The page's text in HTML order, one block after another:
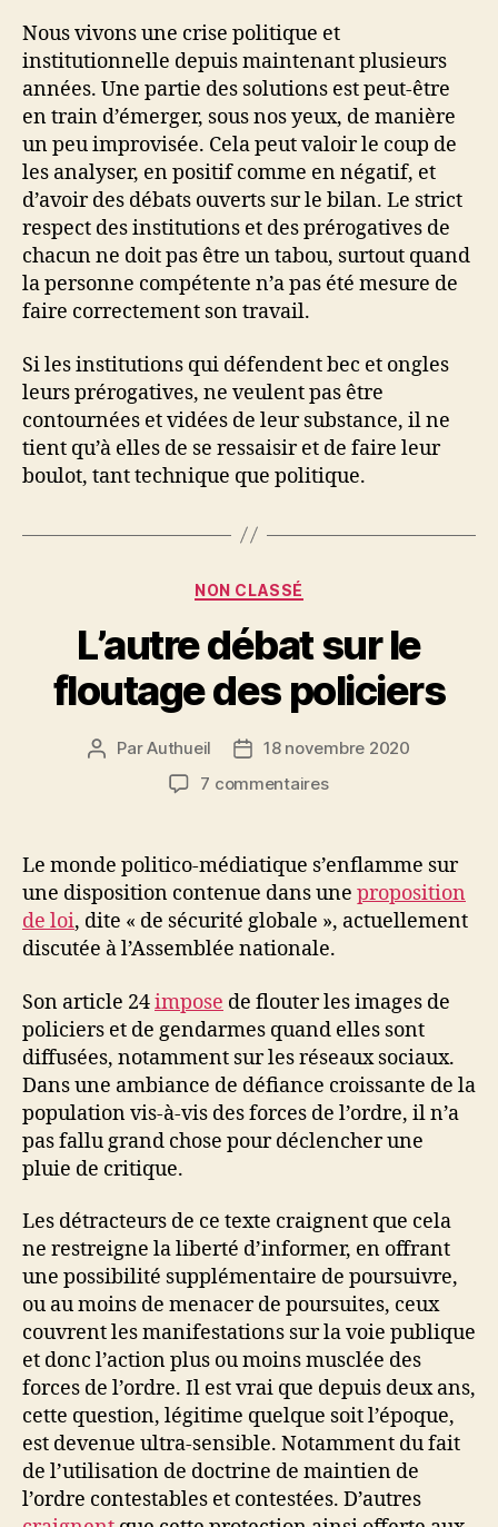
Nous vivons une crise politique et
institutionnelle depuis maintenant plusieurs
années. Une partie des solutions est peut-être
en train d’émerger, sous nos yeux, de manière
un peu improvisée. Cela peut valoir le coup de
les analyser, en positif comme en négatif, et
d’avoir des débats ouverts sur le bilan. Le strict
respect des institutions et des prérogatives de
chacun ne doit pas être un tabou, surtout quand
la personne compétente n’a pas été mesure de
faire correctement son travail.
Si les institutions qui défendent bec et ongles
leurs prérogatives, ne veulent pas être
contournées et vidées de leur substance, il ne
tient qu’à elles de se ressaisir et de faire leur
boulot, tant technique que politique.
Catégories
NON CLASSÉ
L’autre débat sur le
floutage des policiers
Auteur
ParAuthueil
Date18 novembre 2020
7 commentairessur
sur
floutage
des
policiers
Le monde politico-médiatique s’enflamme sur
une disposition contenue dans une proposition
de loi, dite « de sécurité globale », actuellement
discutée à l’Assemblée nationale.
Son article 24impose de flouter les images de
policiers et de gendarmes quand elles sont
diffusées, notamment sur les réseaux sociaux.
Dans une ambiance de défiance croissante de la
population vis-à-vis des forces de l’ordre, il n’a
pas fallu grand chose pour déclencher une
pluie de critique.
Les détracteurs de ce texte craignent que cela
ne restreigne la liberté d’informer, en offrant
une possibilité supplémentaire de poursuivre,
ou au moins de menacer de poursuites, ceux
couvrent les manifestations sur la voie publique
et donc l’action plus ou moins musclée des
forces de l’ordre. Il est vrai que depuis deux ans,
cette question, légitime quelque soit l’époque,
est devenue ultra-sensible. Notamment du fait
de l’utilisation de doctrine de maintien de
l’ordre contestables et contestées. D’autres